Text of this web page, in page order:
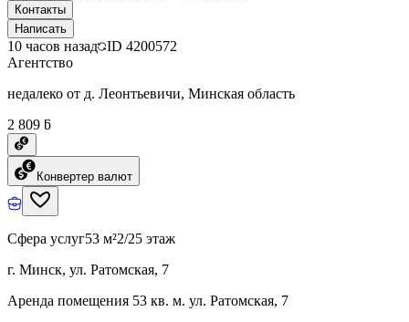
Контакты
Написать
10 часов назад ID 4200572
Агентство
недалеко от д. Леонтьевичи, Минская область
2 809 ƃ
Конвертер валют
Сфера услуг53 м²2/25 этаж
г. Минск, ул. Ратомская, 7
Аренда помещения 53 кв. м. ул. Ратомская, 7